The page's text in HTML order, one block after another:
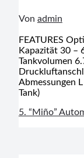
Von admin
FEATURES
Kapazität 30 –
Tankvolumen
Abmessungen
Tank)
5. “Miño”